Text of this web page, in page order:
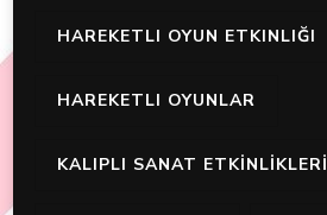
HAREKETLI OYUN ETKINLIĞI
HAREKETLI OYUNLAR
KALIPLI SANAT ETKİNLİKLERİ